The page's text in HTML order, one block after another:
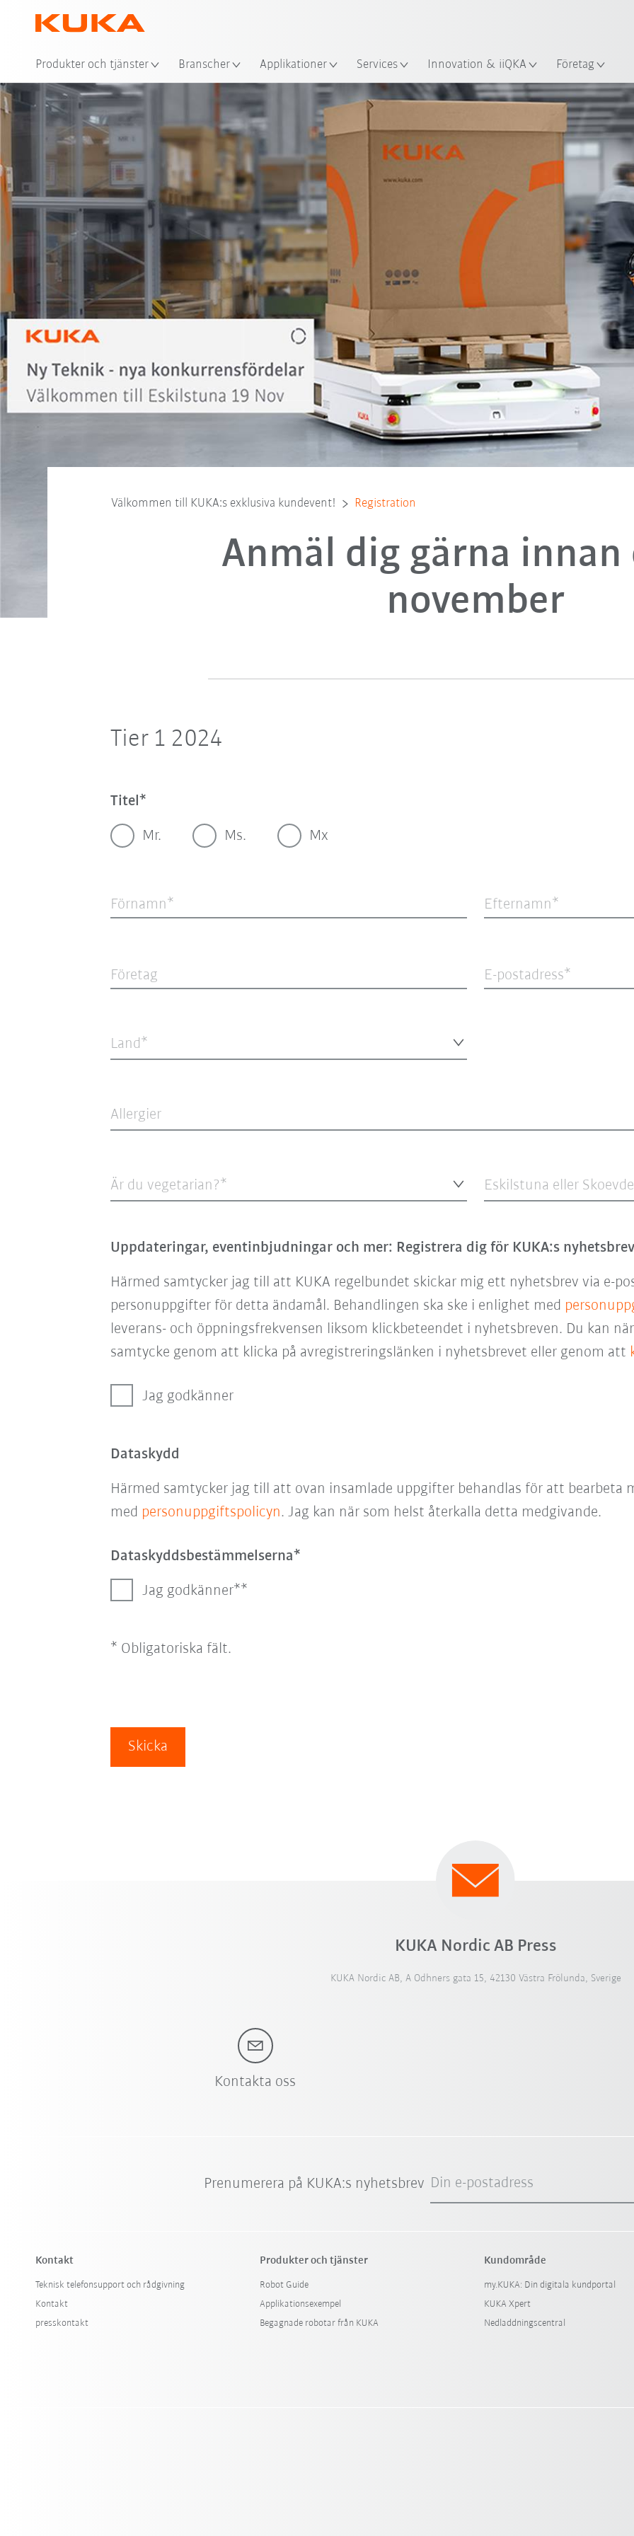
Produkter och tjänster Branscher Applikationer Services Innovation & iiQKA Företag
Välkommen till KUKA:s exklusiva kundevent! Registration
Anmäl dig gärna innan
november
Tier 1 2024
Titel
Mr. Ms. Mx
Förnamn Efternamn
Företag E-postadress
Land*
Allergier
Är du vegetarian?* Eskilstuna eller
Uppdateringar, eventinbjudningar och mer: Registrera dig för KUKA:s
Härmed samtycker jag till att KUKA regelbundet skickar mig ett nyhetsbrev via e-
personuppgifter för detta ändamål. Behandlingen ska ske i enlighet med
leverans- och öppningsfrekvensen liksom klickbeteendet i nyhetsbreven. Du kan
samtycke genom att klicka på avregistreringslänken i nyhetsbrevet eller genom att
Jag godkänner
Dataskydd
Härmed samtycker jag till att ovan insamlade uppgifter behandlas för att bearbeta
med personuppgiftspolicyn. Jag kan när som helst återkalla detta medgivande.
Dataskyddsbestämmelserna
Jag godkänner*
* Obligatoriska fält.
Skicka
KUKA Nordic AB Press
KUKA Nordic AB, A Odhners gata 15, 42130 Västra Frölunda, Sverige
Kontakta oss
Prenumerera på KUKA:s nyhetsbrev Din e-postadress
Kontakt
Teknisk telefonsupport och rådgivning
Kontakt
presskontakt
Produkter och tjänster
Robot Guide
Applikationsexempel
Begagnade robotar från KUKA
Kundområde
my.KUKA: Din digitala kundportal
KUKA Xpert
Nedladdningscentral